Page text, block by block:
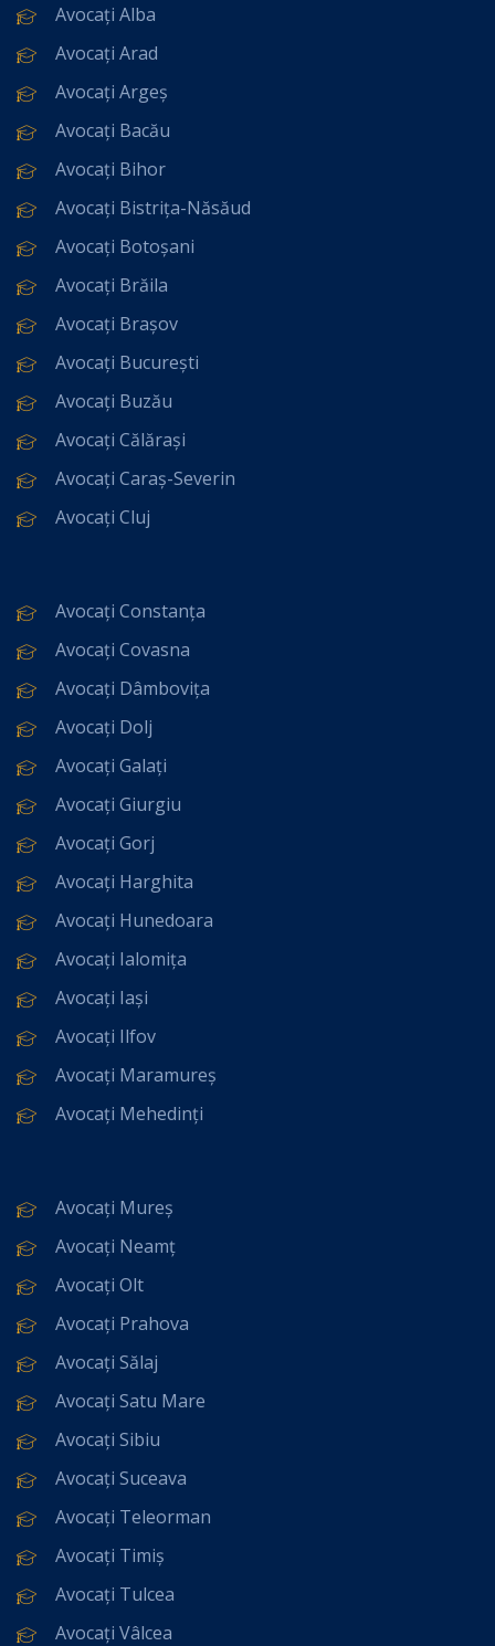
Avocați Alba
Avocați Arad
Avocați Argeș
Avocați Bacău
Avocați Bihor
Avocați Bistrița-Năsăud
Avocați Botoșani
Avocați Brăila
Avocați Brașov
Avocați București
Avocați Buzău
Avocați Călărași
Avocați Caraș-Severin
Avocați Cluj
Avocați Constanța
Avocați Covasna
Avocați Dâmbovița
Avocați Dolj
Avocați Galați
Avocați Giurgiu
Avocați Gorj
Avocați Harghita
Avocați Hunedoara
Avocați Ialomița
Avocați Iași
Avocați Ilfov
Avocați Maramureș
Avocați Mehedinți
Avocați Mureș
Avocați Neamț
Avocați Olt
Avocați Prahova
Avocați Sălaj
Avocați Satu Mare
Avocați Sibiu
Avocați Suceava
Avocați Teleorman
Avocați Timiș
Avocați Tulcea
Avocați Vâlcea